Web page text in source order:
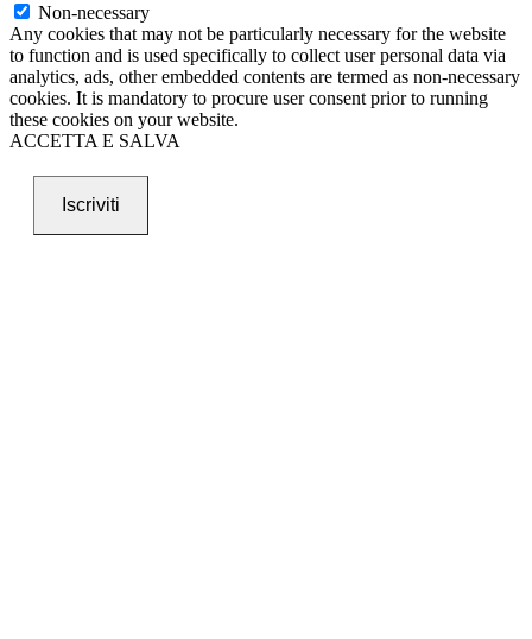
Non-necessary
Any cookies that may not be particularly necessary for the website
to function and is used specifically to collect user personal data via
analytics, ads, other embedded contents are termed as non-necessary
cookies. It is mandatory to procure user consent prior to running
these cookies on your website.
ACCETTA E SALVA
Iscriviti